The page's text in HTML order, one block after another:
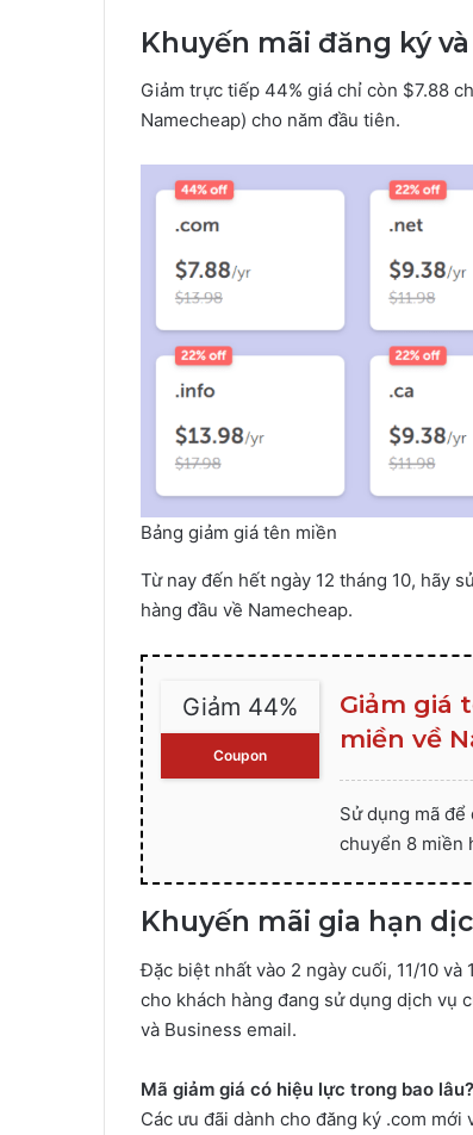
Khuyến mãi đăng ký
Giảm trực tiếp 44% giá chỉ còn $7.88
Namecheap) cho năm đầu tiên.
Bảng giảm giá tên miền
Từ nay đến hết ngày 12 tháng 10, hãy
hàng đầu về Namecheap.
Giảm 44%
Coupon
Giảm giá
miền về
Sử dụng mã
chuyển 8 miền
Khuyến mãi gia hạn
Đặc biệt nhất vào 2 ngày cuối, 11/10 và
cho khách hàng đang sử dụng dịch vụ
và Business email.
Mã giảm giá có hiệu lực trong bao lâu?
Các ưu đãi dành cho đăng ký .com